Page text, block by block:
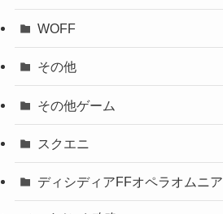
WOFF
その他
その他ゲーム
スクエニ
ディシディアFFオペラオムニア